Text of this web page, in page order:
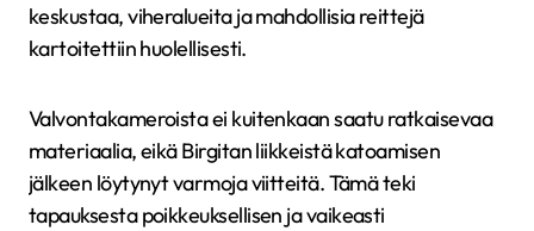
keskustaa, viheralueita ja mahdollisia reittejä
kartoitettiin huolellisesti.
Valvontakameroista ei kuitenkaan saatu ratkaisevaa
materiaalia, eikä Birgitan liikkeistä katoamisen
jälkeen löytynyt varmoja viitteitä. Tämä teki
tapauksesta poikkeuksellisen ja vaikeasti